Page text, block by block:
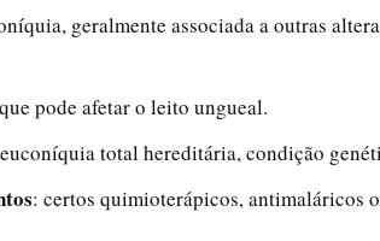
geralmente associada a outras
pode afetar o leito ungueal.
total hereditária, condição
: certos quimioterápicos, antimaláricos